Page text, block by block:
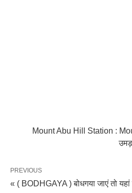
Mount Abu Hill Station :
PREVIOUS
« ( BODHGAYA ) बोधगया जाएं तो